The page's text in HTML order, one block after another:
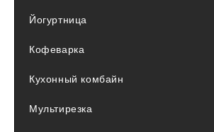
Йогуртница
Кофеварка
Кухонный комбайн
Мультирезка